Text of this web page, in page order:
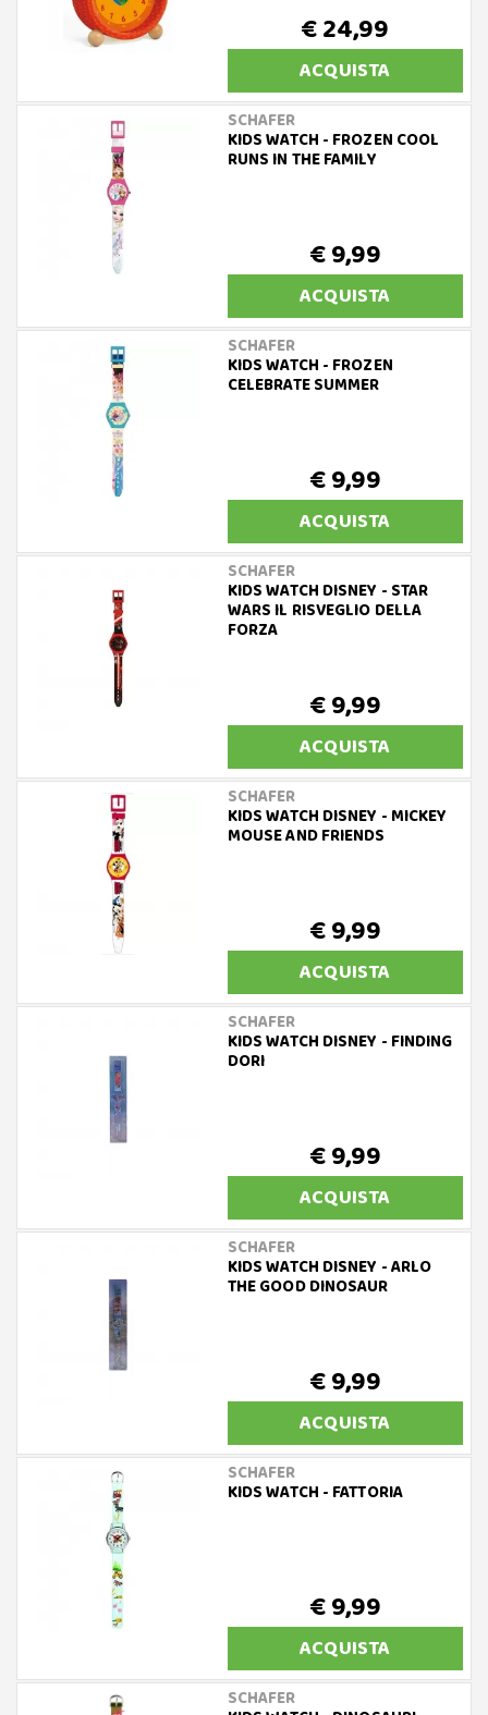
€ 24,99
ACQUISTA
SCHAFER
KIDS WATCH - FROZEN COOL
RUNS IN THE FAMILY
€ 9,99
ACQUISTA
SCHAFER
KIDS WATCH - FROZEN
CELEBRATE SUMMER
€ 9,99
ACQUISTA
SCHAFER
KIDS WATCH DISNEY - STAR
WARS IL RISVEGLIO DELLA
FORZA
€ 9,99
ACQUISTA
SCHAFER
KIDS WATCH DISNEY - MICKEY
MOUSE AND FRIENDS
€ 9,99
ACQUISTA
SCHAFER
KIDS WATCH DISNEY - FINDING
DORI
€ 9,99
ACQUISTA
SCHAFER
KIDS WATCH DISNEY - ARLO
THE GOOD DINOSAUR
€ 9,99
ACQUISTA
SCHAFER
KIDS WATCH - FATTORIA
€ 9,99
ACQUISTA
SCHAFER